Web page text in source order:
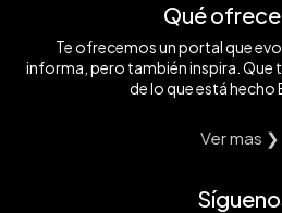
Qué
Te ofrecemos un portal que
informa, pero también inspira. Que
de lo que está hecho
Ver mas ❯